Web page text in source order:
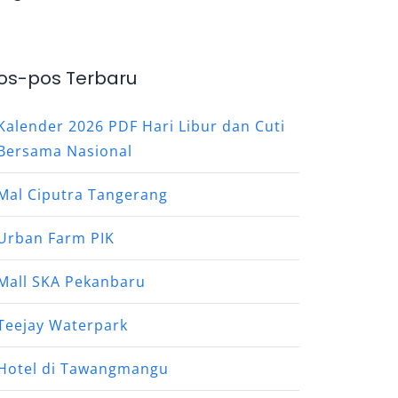
pos Terbaru
2026 PDF Hari Libur dan Cuti
Nasional
Ciputra Tangerang
Farm PIK
SKA Pekanbaru
Waterpark
di Tawangmangu